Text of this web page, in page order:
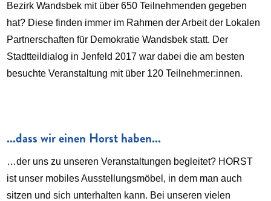
Bezirk Wandsbek mit über 650 Teilnehmenden gegeben
hat? Diese finden immer im Rahmen der Arbeit der Lokalen
Partnerschaften für Demokratie Wandsbek statt. Der
Stadtteildialog in Jenfeld 2017 war dabei die am besten
besuchte Veranstaltung mit über 120 Teilnehmer:innen.
...dass wir einen Horst haben...
…der uns zu unseren Veranstaltungen begleitet? HORST
ist unser mobiles Ausstellungsmöbel, in dem man auch
sitzen und sich unterhalten kann. Bei unseren vielen